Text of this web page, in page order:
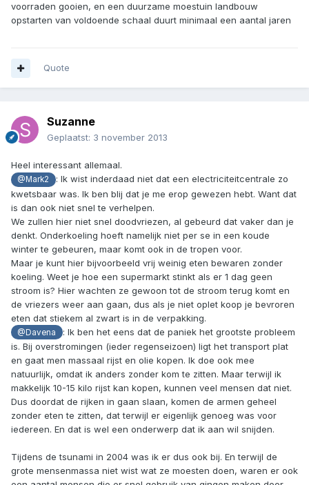
voorraden gooien, en een duurzame moestuin landbouw
opstarten van voldoende schaal duurt minimaal een aantal jaren
Quote
Suzanne
Geplaatst: 3 november 2013
Heel interessant allemaal.
@Mark2
: Ik wist inderdaad niet dat een electriciteitcentrale zo
kwetsbaar was. Ik ben blij dat je me erop gewezen hebt. Want dat
is dan ook niet snel te verhelpen.
We zullen hier niet snel doodvriezen, al gebeurd dat vaker dan je
denkt. Onderkoeling hoeft namelijk niet per se in een koude
winter te gebeuren, maar komt ook in de tropen voor.
Maar je kunt hier bijvoorbeeld vrij weinig eten bewaren zonder
koeling. Weet je hoe een supermarkt stinkt als er 1 dag geen
stroom is? Hier wachten ze gewoon tot de stroom terug komt en
de vriezers weer aan gaan, dus als je niet oplet koop je bevroren
eten dat stiekem al zwart is in de verpakking.
@Davena
: Ik ben het eens dat de paniek het grootste probleem
is. Bij overstromingen (ieder regenseizoen) ligt het transport plat
en gaat men massaal rijst en olie kopen. Ik doe ook mee
natuurlijk, omdat ik anders zonder kom te zitten. Maar terwijl ik
makkelijk 10-15 kilo rijst kan kopen, kunnen veel mensen dat niet.
Dus doordat de rijken in gaan slaan, komen de armen geheel
zonder eten te zitten, dat terwijl er eigenlijk genoeg was voor
iedereen. En dat is wel een onderwerp dat ik aan wil snijden.
Tijdens de tsunami in 2004 was ik er dus ook bij. En terwijl de
grote mensenmassa niet wist wat ze moesten doen, waren er ook